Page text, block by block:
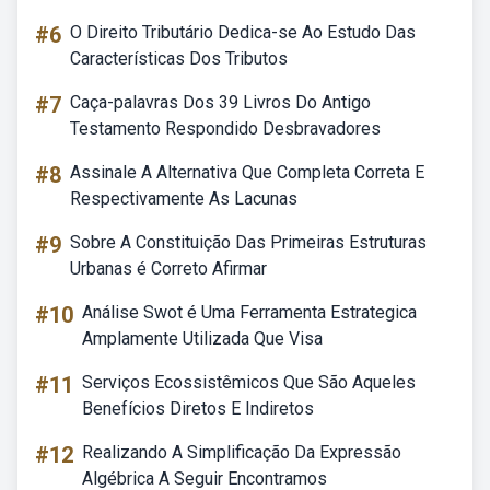
#6 O Direito Tributário Dedica-se Ao Estudo Das
Características Dos Tributos
#7 Caça-palavras Dos 39 Livros Do Antigo
Testamento Respondido Desbravadores
#8 Assinale A Alternativa Que Completa Correta E
Respectivamente As Lacunas
#9 Sobre A Constituição Das Primeiras Estruturas
Urbanas é Correto Afirmar
#10 Análise Swot é Uma Ferramenta Estrategica
Amplamente Utilizada Que Visa
#11 Serviços Ecossistêmicos Que São Aqueles
Benefícios Diretos E Indiretos
#12 Realizando A Simplificação Da Expressão
Algébrica A Seguir Encontramos